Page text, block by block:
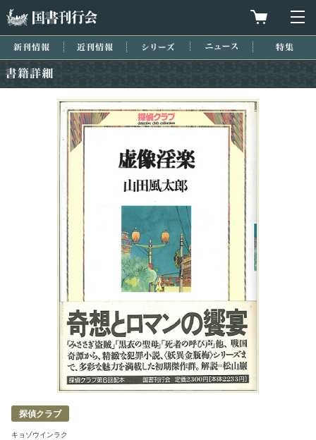
買物カゴを
新刊情報 近刊情報 シリーズ ニュース
探偵クラブ
キョゾウインラク